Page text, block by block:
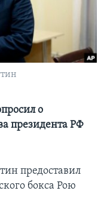
о
президента РФ
предоставил
бокса Рою